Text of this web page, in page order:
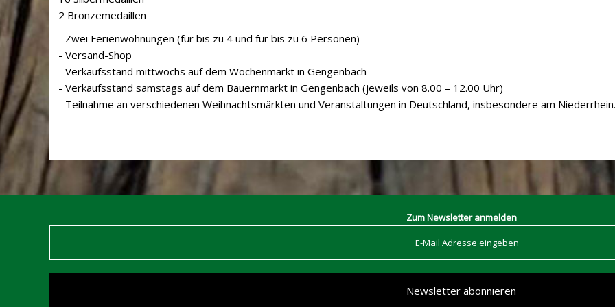
2 Bronzemedaillen
- Zwei Ferienwohnungen (für bis zu 4 und für bis zu 6 Personen)
- Versand-Shop
- Verkaufsstand mittwochs auf dem Wochenmarkt in Gengenbach
- Verkaufsstand samstags auf dem Bauernmarkt in Gengenbach (jeweils von 8.00 – 12.00 Uhr)
- Teilnahme an verschiedenen Weihnachtsmärkten und Veranstaltungen in Deutschland, insbesondere am Niederrhein.
Zum Newsletter anmelden